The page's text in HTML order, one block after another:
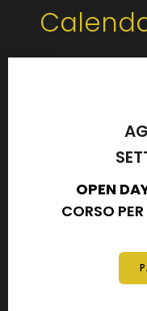
OPEN
CORSO